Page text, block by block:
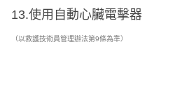
13.使用自動心臟電擊器
（以救護技術員管理辦法第9條為準）